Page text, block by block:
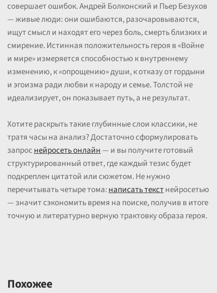
совершает ошибок. Андрей Болконский и Пьер Безухов
— живые люди: они ошибаются, разочаровываются,
ищут смысл и находят его через боль, смерть близких и
смирение. Истинная положительность героя в «Войне
и мире» измеряется способностью к внутреннему
изменению, к «опрощению» души, к отказу от гордыни
и эгоизма ради любви к народу и семье. Толстой не
идеализирует, он показывает путь, а не результат.
Хотите раскрыть такие глубинные слои классики, не
тратя часы на анализ? Достаточно сформулировать
запроснейросеть онлайн— и вы получите готовый
структурированный ответ, где каждый тезис будет
подкреплен цитатой или сюжетом. Не нужно
перечитывать четыре тома:написать текстнейросетью
— значит сэкономить время на поиске, получив в итоге
точную и литературно верную трактовку образа героя.
Похожее